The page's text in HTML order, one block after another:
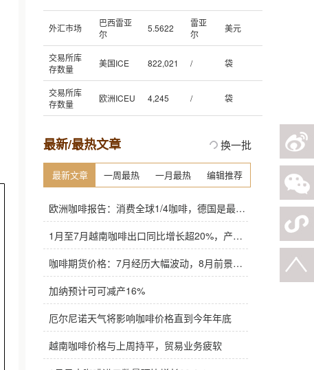
外汇市场
巴西雷亚
尔
5.5622
雷亚
尔
美元
交易所库
存数量
美国ICE 822,021 / 袋
交易所库
存数量
欧洲ICEU 4,245 / 袋
最新/最热文章 换一批
最新文章 一周最热 一月最热 编辑推荐
欧洲咖啡报告：消费全球1/4咖啡，德国是最大进口国，意大利在烘焙咖啡生产中领先
1月至7月越南咖啡出口同比增长超20%，产量也将是过去四年来最高
咖啡期货价格：7月经历大幅波动，8月前景依旧不明朗
加纳预计可可减产16%
厄尔尼诺天气将影响咖啡价格直到今年年底
越南咖啡价格与上周持平，贸易业务疲软